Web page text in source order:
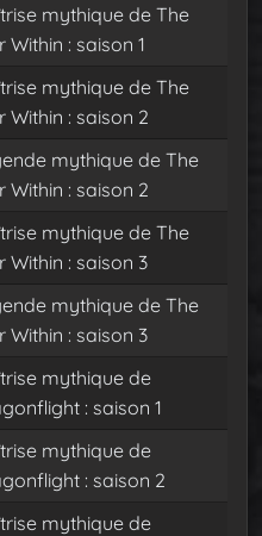
mythique de The
Within : saison 1
mythique de The
Within : saison 2
mythique de The
Within : saison 2
mythique de The
Within : saison 3
mythique de The
Within : saison 3
mythique de
: saison 1
mythique de
: saison 2
mythique de